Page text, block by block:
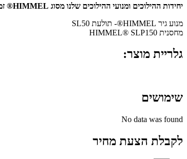
יחידות ההילוכים ומנועי ההילוכים שלנו מסוג HIMMEL® זמינים בגרסאות הבאות:
מנוע גיר HIMMEL®- תולעת SL50
מחסנית HIMMEL® SLP150
גלריית מוצר:
שימושים
No data was found
לקבלת הצעת מחיר